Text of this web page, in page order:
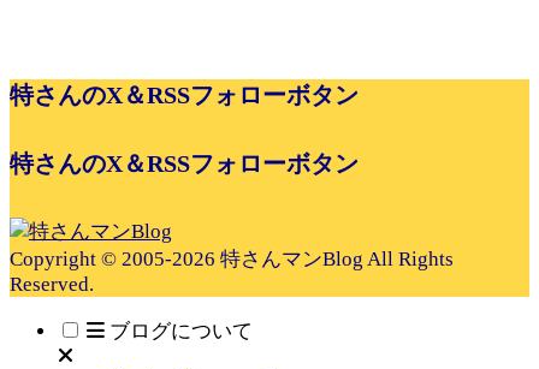
特さんのX＆RSSフォローボタン
特さんのX＆RSSフォローボタン
Copyright © 2005-2026 特さんマンBlog All Rights
Reserved.
ブログについて